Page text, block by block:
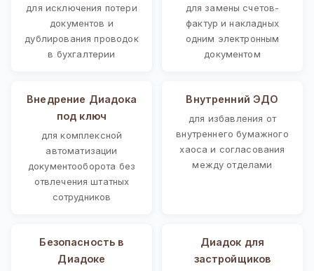
для исключения потери
документов и
дублирования проводок
в бухгалтерии
для замены счетов-
фактур и накладных
одним электронным
документом
Внедрение Диадока
под ключ
для комплексной
автоматизации
документооборота без
отвлечения штатных
сотрудников
Внутренний ЭДО
для избавления от
внутреннего бумажного
хаоса и согласования
между отделами
Безопасность в
Диадоке
Диадок для
застройщиков